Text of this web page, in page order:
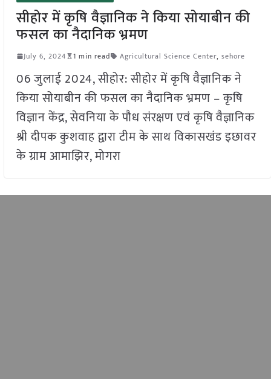
सीहोर में कृषि वैज्ञानिक ने किया सोयाबीन की
फसल का नैदानिक भ्रमण
July 6, 2024 1 min read Agricultural Science Center, sehore
06 जुलाई 2024, सीहोर: सीहोर में कृषि वैज्ञानिक ने
किया सोयाबीन की फसल का नैदानिक भ्रमण – कृषि
विज्ञान केंद्र, सेवनिया के पौध संरक्षण एवं कृषि वैज्ञानिक
श्री दीपक कुशवाह द्वारा टीम के साथ विकासखंड इछावर
के ग्राम आमाझिर, मोगरा